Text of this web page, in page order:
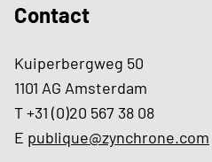
Contact
Kuiperbergweg 50
1101 AG Amsterdam
T +31 (0)20 567 38 08
E publique@zynchrone.com